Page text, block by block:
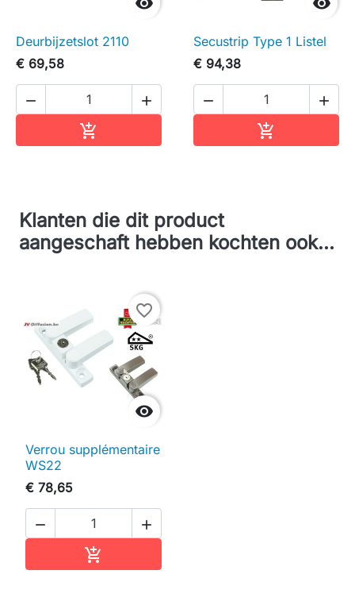
Deurbijzetslot 2110
€ 69,58
 

Secustrip Type 1 Listel
€ 94,38
 

Klanten die dit product
aangeschaft hebben kochten ook...

favorite_border
Verrou supplémentaire
WS22
€ 78,65
 
